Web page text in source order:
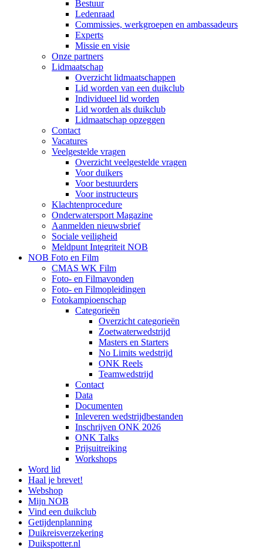
Bestuur
Ledenraad
Commissies, werkgroepen en ambassadeurs
Experts
Missie en visie
Onze partners
Lidmaatschap
Overzicht lidmaatschappen
Lid worden van een duikclub
Individueel lid worden
Lid worden als duikclub
Lidmaatschap opzeggen
Contact
Vacatures
Veelgestelde vragen
Overzicht veelgestelde vragen
Voor duikers
Voor bestuurders
Voor instructeurs
Klachtenprocedure
Onderwatersport Magazine
Aanmelden nieuwsbrief
Sociale veiligheid
Meldpunt Integriteit NOB
NOB Foto en Film
CMAS WK Film
Foto- en Filmavonden
Foto- en Filmopleidingen
Fotokampioenschap
Categorieën
Overzicht categorieën
Zoetwaterwedstrijd
Masters en Starters
No Limits wedstrijd
ONK Reels
Teamwedstrijd
Contact
Data
Documenten
Inleveren wedstrijdbestanden
Inschrijven ONK 2026
ONK Talks
Prijsuitreiking
Workshops
Word lid
Haal je brevet!
Webshop
Mijn NOB
Vind een duikclub
Getijdenplanning
Duikreisverzekering
Duikspotter.nl